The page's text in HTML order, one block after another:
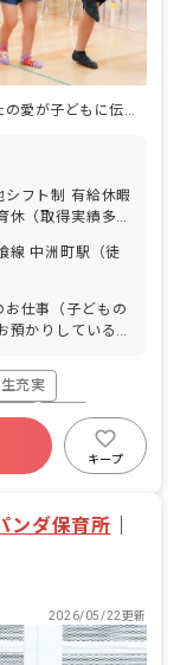
医療の安心と保育の温もり、あなたの愛が子どもに伝わる場所
シフト制 有給休暇
休（取得実績多
線 中洲町駅（徒
お仕事（子どもの
かりしている子
・衣類の着脱等
性の装着 ・行事
の作成
充実
備
有給
休育休制度
キープ
ンダ保育所
2026/05/22更新